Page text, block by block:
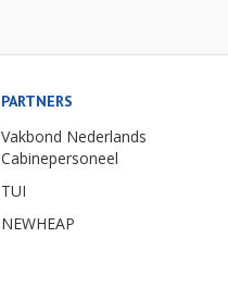
PARTNERS
Vakbond Nederlands
Cabinepersoneel
TUI
NEWHEAP